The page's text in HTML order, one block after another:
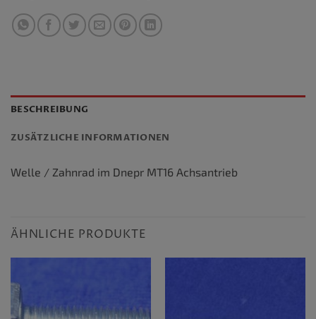
BESCHREIBUNG
ZUSÄTZLICHE INFORMATIONEN
Welle / Zahnrad im Dnepr MT16 Achsantrieb
ÄHNLICHE PRODUKTE